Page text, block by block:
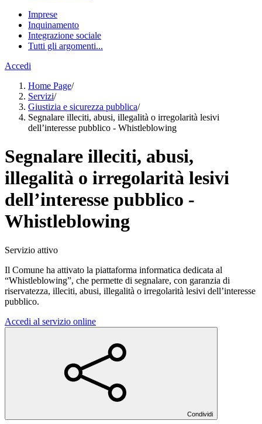
Imprese
Inquinamento
Integrazione sociale
Tutti gli argomenti...
Accedi
Home Page/
Servizi/
Giustizia e sicurezza pubblica/
Segnalare illeciti, abusi, illegalità o irregolarità lesivi
dell’interesse pubblico - Whistleblowing
Segnalare illeciti, abusi,
illegalità o irregolarità lesivi
dell’interesse pubblico -
Whistleblowing
Servizio attivo
Il Comune ha attivato la piattaforma informatica dedicata al
“Whistleblowing”, che permette di segnalare, con garanzia di
riservatezza, illeciti, abusi, illegalità o irregolarità lesivi dell’interesse
pubblico.
Accedi al servizio online
Condividi